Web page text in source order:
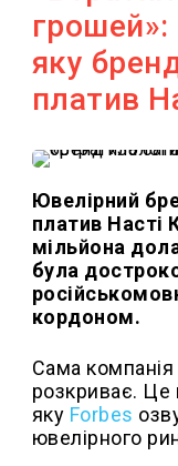
грошей»:
яку
платив
Ювелірний
платив Насті
мільйона
була
кордоном.
Сама компанія
розкриває. Це
яку Forbes
ювелірного